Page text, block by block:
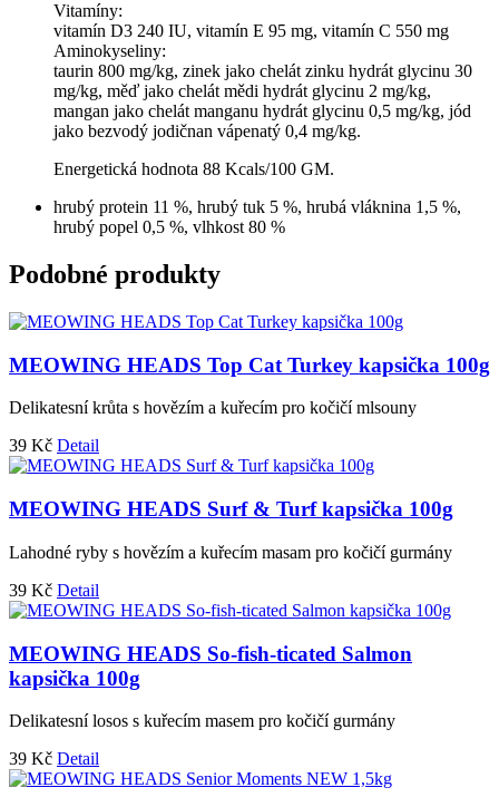
Vitamíny:
vitamín D3 240 IU, vitamín E 95 mg, vitamín C 550 mg
Aminokyseliny:
taurin 800 mg/kg, zinek jako chelát zinku hydrát glycinu 30
mg/kg, měď jako chelát mědi hydrát glycinu 2 mg/kg,
mangan jako chelát manganu hydrát glycinu 0,5 mg/kg, jód
jako bezvodý jodičnan vápenatý 0,4 mg/kg.
Energetická hodnota 88 Kcals/100 GM.
hrubý protein 11 %, hrubý tuk 5 %, hrubá vláknina 1,5 %,
hrubý popel 0,5 %, vlhkost 80 %
Podobné produkty
MEOWING HEADS Top Cat Turkey kapsička 100g
Delikatesní krůta s hovězím a kuřecím pro kočičí mlsouny
39 Kč Detail
MEOWING HEADS Surf & Turf kapsička 100g
Lahodné ryby s hovězím a kuřecím masam pro kočičí gurmány
39 Kč Detail
MEOWING HEADS So-fish-ticated Salmon
kapsička 100g
Delikatesní losos s kuřecím masem pro kočičí gurmány
39 Kč Detail